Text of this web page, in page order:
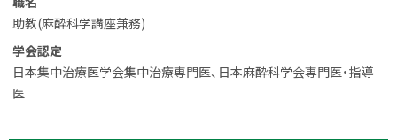
に
戻
る
助教(麻酔科学講座兼務)
学会認定
日本集中治療医学会集中治療専門医、日本麻酔科学会専門医・指導
医